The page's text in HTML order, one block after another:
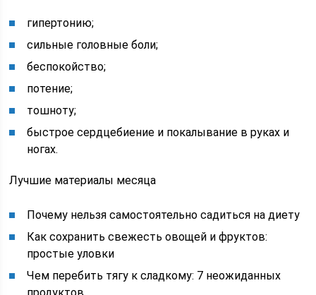
гипертонию;
сильные головные боли;
беспокойство;
потение;
тошноту;
быстрое сердцебиение и покалывание в руках и
ногах.
Лучшие материалы месяца
Почему нельзя самостоятельно садиться на диету
Как сохранить свежесть овощей и фруктов:
простые уловки
Чем перебить тягу к сладкому: 7 неожиданных